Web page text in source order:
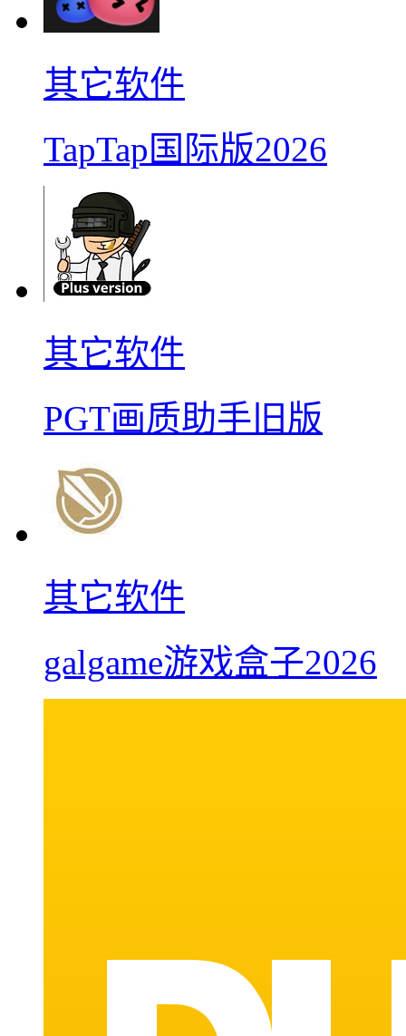
其它软件
TapTap国际版2026
其它软件
PGT画质助手旧版
其它软件
galgame游戏盒子2026